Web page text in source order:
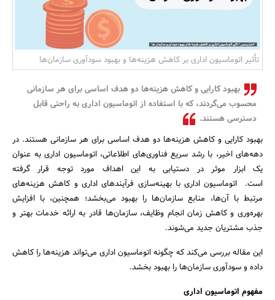
تأثیر اتوماسیون اداری بر کاهش هزینه‌ها و بهبود سودآوری سازمان‌ها
بهبود کارایی و کاهش هزینه‌ها دو هدف اساسی برای هر سازمانی
محسوب می‌گردند، که با استفاده از اتوماسیون اداری به راحتی قابل
دسترسی هستند.
بهبود کارایی و کاهش هزینه‌ها دو هدف اساسی برای هر سازمانی هستند. در
دهه‌های اخیر، با رشد سریع فناوری‌های اطلاعاتی، اتوماسیون اداری به عنوان
یک ابزار موثر در دستیابی به این اهداف مورد توجه قرار گرفته
است. اتوماسیون اداری با بهینه‌سازی فرآیندهای اداری و کاهش هزینه‌های
مرتبط با آن‌ها، منابع سازمان‌ها را بهبود می‌بخشد؛ همچنین، با افزایش
بهره‌وری و کاهش زمان انجام وظایف، سازمان‌ها قادر به ارائه خدمات بهتر و
جذب مشتریان جدید می‌شوند.
این مقاله بررسی می‌کند که چگونه اتوماسیون اداری می‌تواند هزینه‌ها را کاهش
داده و سودآوری سازمان‌ها را بهبود بخشد.
مفهوم اتوماسیون اداری